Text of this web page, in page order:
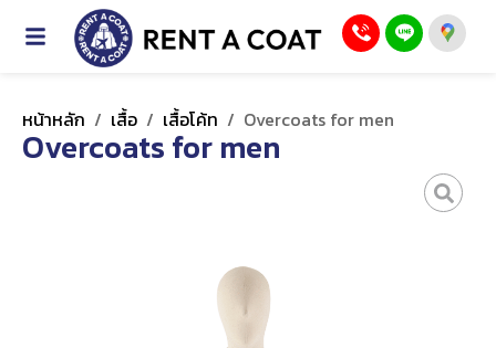
หน้าหลัก / เสื้อ / เสื้อโค้ท / Overcoats for men
Overcoats for men